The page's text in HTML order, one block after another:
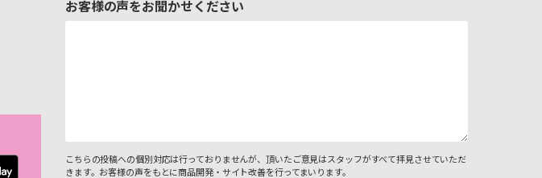
お客様の声をお聞かせください
こちらの投稿への個別対応は行っておりませんが、頂いたご意見はスタッフがすべて拝見させていただ
きます。お客様の声をもとに商品開発・サイト改善を行ってまいります。